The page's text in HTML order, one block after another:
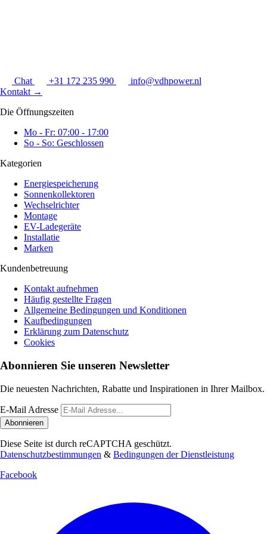
Chat +31 172 235 990
info@vdhpower.nl
Kontakt →
Die Öffnungszeiten
Mo - Fr: 07:00 - 17:00
So - So: Geschlossen
Kategorien
Energiespeicherung
Sonnenkollektoren
Wechselrichter
Montage
EV-Ladegeräte
Installatie
Marken
Kundenbetreuung
Kontakt aufnehmen
Häufig gestellte Fragen
Allgemeine Bedingungen und Konditionen
Kaufbedingungen
Erklärung zum Datenschutz
Cookies
Abonnieren Sie unseren Newsletter
Die neuesten Nachrichten, Rabatte und Inspirationen in Ihrer Mailbox.
E-Mail Adresse
Abonnieren
Diese Seite ist durch reCAPTCHA geschützt.
Datenschutzbestimmungen & Bedingungen der Dienstleistung
Facebook